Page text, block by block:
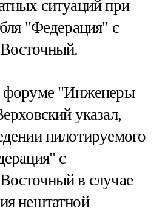
ситуаций при
"Федерация" с
форуме "Инженеры
указал,
пилотируемого
с
в случае
нештатной